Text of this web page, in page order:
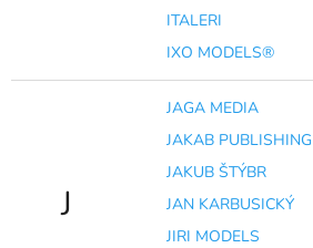
ITALERI
IXO MODELS®
J
JAGA MEDIA
JAKAB PUBLISHING
JAKUB ŠTÝBR
JAN KARBUSICKÝ
JIRI MODELS